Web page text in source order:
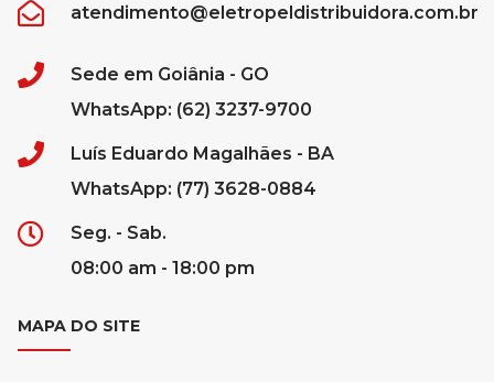
atendimento@eletropeldistribuidora.com.br
Sede em Goiânia - GO
WhatsApp: (62) 3237-9700
Luís Eduardo Magalhães - BA
WhatsApp: (77) 3628-0884
Seg. - Sab.
08:00 am - 18:00 pm
MAPA DO SITE